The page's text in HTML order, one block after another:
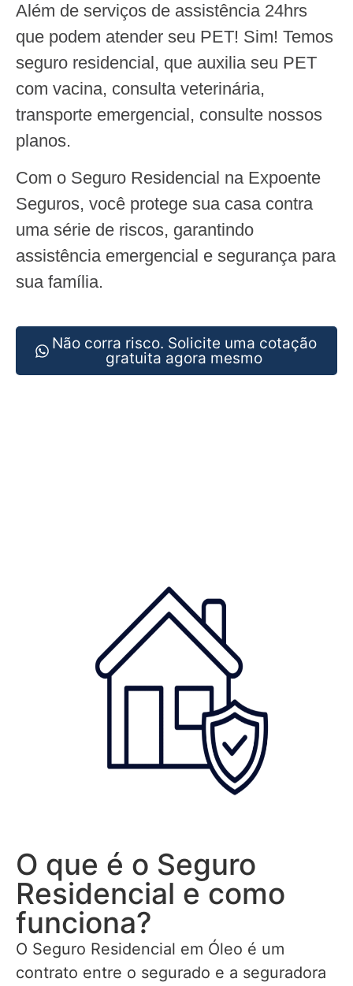
Além de serviços de assistência 24hrs
que podem atender seu PET! Sim! Temos
seguro residencial, que auxilia seu PET
com vacina, consulta veterinária,
transporte emergencial, consulte nossos
planos.
Com o Seguro Residencial na Expoente
Seguros, você protege sua casa contra
uma série de riscos, garantindo
assistência emergencial e segurança para
sua família.
Não corra risco. Solicite uma cotação
gratuita agora mesmo
O que é o Seguro
Residencial e como
funciona?
O Seguro Residencial em Óleo é um
contrato entre o segurado e a seguradora